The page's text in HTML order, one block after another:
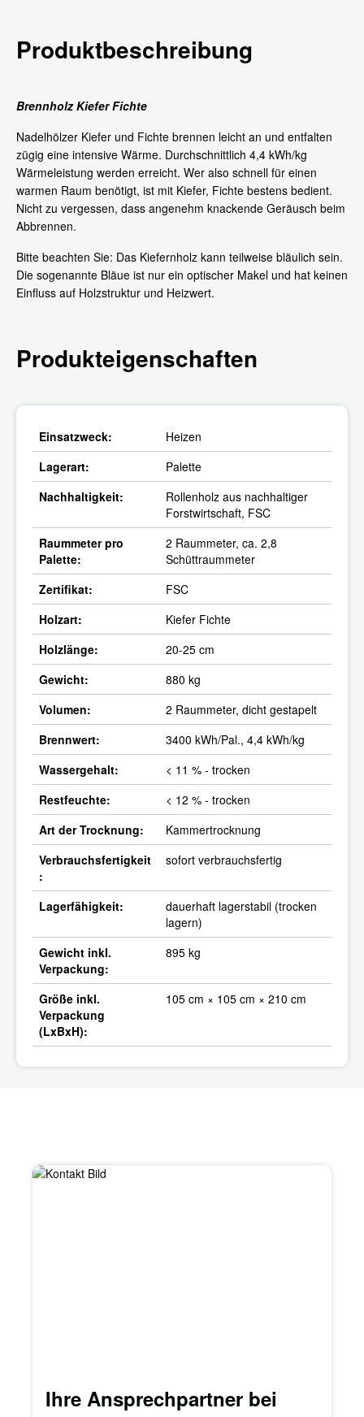
Produktbeschreibung
Brennholz Kiefer Fichte
Nadelhölzer Kiefer und Fichte brennen leicht an und entfalten
zügig eine intensive Wärme. Durchschnittlich 4,4 kWh/kg
Wärmeleistung werden erreicht. Wer also schnell für einen
warmen Raum benötigt, ist mit Kiefer, Fichte bestens bedient.
Nicht zu vergessen, dass angenehm knackende Geräusch beim
Abbrennen.
Bitte beachten Sie: Das Kiefernholz kann teilweise bläulich sein.
Die sogenannte Bläue ist nur ein optischer Makel und hat keinen
Einfluss auf Holzstruktur und Heizwert.
Produkteigenschaften
Einsatzweck:
Heizen
Lagerart:
Palette
Nachhaltigkeit:
Rollenholz aus nachhaltiger
Forstwirtschaft, FSC
Raummeter pro
Palette:
2 Raummeter, ca. 2,8
Schüttraummeter
Zertifikat:
FSC
Holzart:
Kiefer Fichte
Holzlänge:
20-25 cm
Gewicht:
880 kg
Volumen:
2 Raummeter, dicht gestapelt
Brennwert:
3400 kWh/Pal., 4,4 kWh/kg
Wassergehalt:
< 11 % - trocken
Restfeuchte:
< 12 % - trocken
Art der Trocknung:
Kammertrocknung
Verbrauchsfertigkeit
:
sofort verbrauchsfertig
Lagerfähigkeit:
dauerhaft lagerstabil (trocken
lagern)
Gewicht inkl.
Verpackung:
895 kg
Größe inkl.
Verpackung
(LxBxH):
105 cm × 105 cm × 210 cm
Ihre Ansprechpartner bei